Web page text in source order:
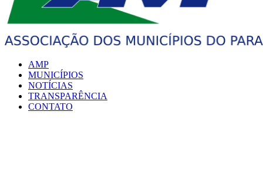
AMP
MUNICÍPIOS
NOTÍCIAS
TRANSPARÊNCIA
CONTATO